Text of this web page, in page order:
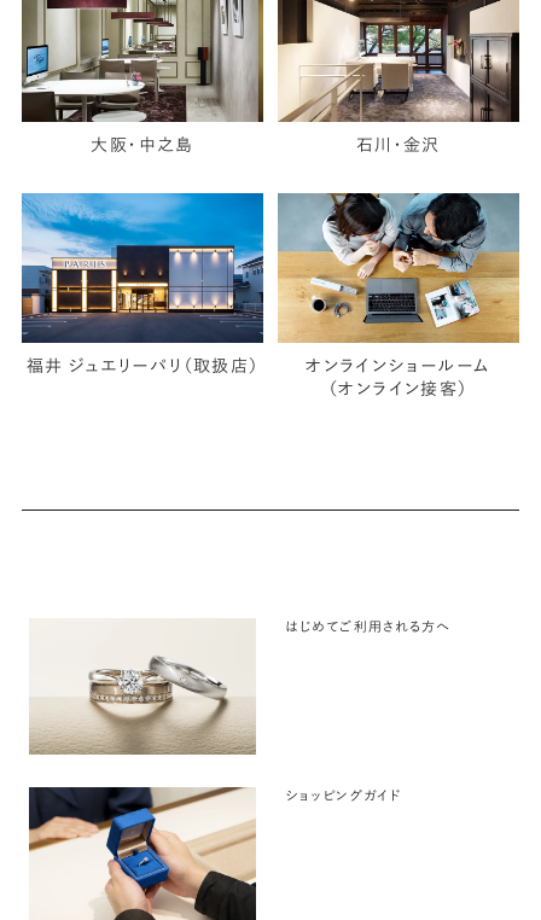
大阪・中之島 石川・金沢
福井 ジュエリーパリ（取扱店）
オンラインショールーム
（オンライン接客）
はじめてご利用される方へ
ショッピングガイド